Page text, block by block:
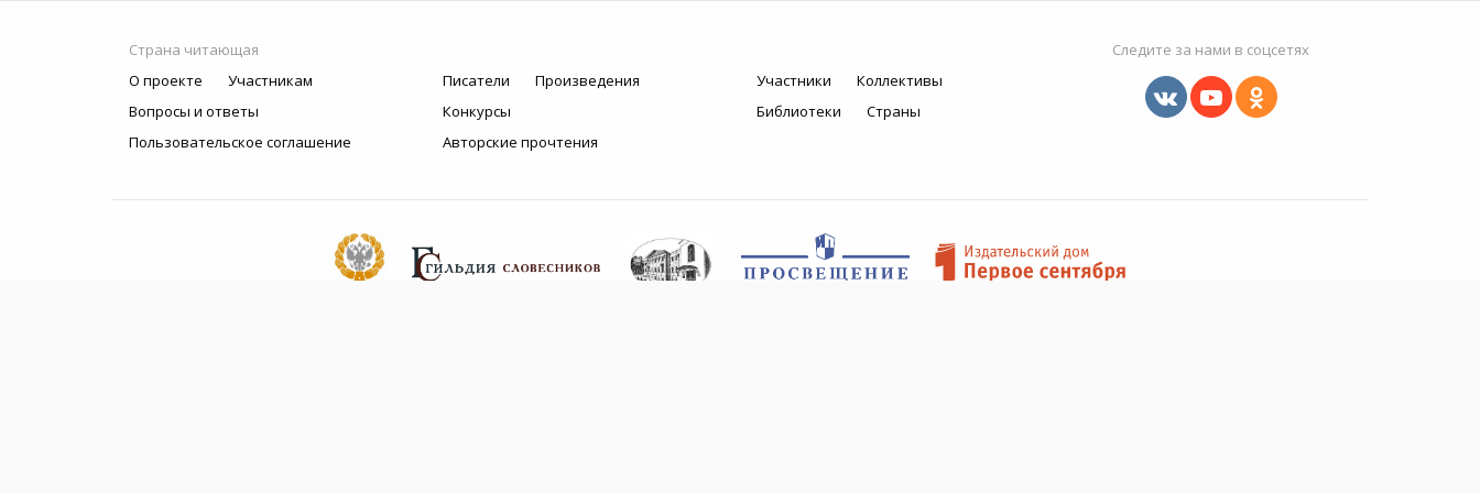
Страна читающая
О проекте
Участникам
Вопросы и ответы
Пользовательское соглашение
Писатели
Произведения
Конкурсы
Авторские прочтения
Участники
Коллективы
Библиотеки
Страны
Следите за нами в соцсетях